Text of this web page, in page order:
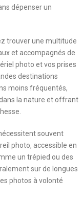
dépenser un
trouver une multitude
et accompagnés de
photo et vos prises
destinations
moins fréquentés,
la nature et offrant
souvent
photo, accessible en
un trépied ou des
sur de longues
photos à volonté